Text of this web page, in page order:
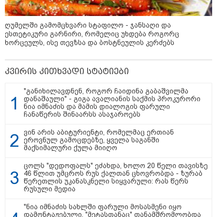
ინტერნეტში ამაღელვებელი
კადრები ვრცელდება - როგორ
გადაარჩინა 56 წლის კაცმა
ბავშვები აბობოქრებულ ზღვაში
დახრჩობას
კატეგორიის ყველა სიახლე
"უნდა დაგვხვრიტოთ? - არა,
თქვენი დახვრეტა რაში გვაწყობს,
უნდა გადაგცვალოთ..."
საქართველო-რუსეთის ომი და
მთავარი შეცდომა, რომელიც
ღუმელში გამომცხვარი სტაფილო - ჯანსაღი და
ესთეტიკური გარნირი, რომელიც უხდება როგორც
ხორცეულს, ისე თევზსა და ბოსტნეულის კერძებს
კვირის კითხვადი სტატიები
"განიხილავდნენ, როგორ ჩაიდინა გაბაშვილმა
დანაშაული" - გიგა ავალიანის საქმის პროკურორი
ნია იმნაძის და მამის დიალოგის ფარული
ჩანაწერის შინაარსს ასაჯაროებს
ვინ არის აბიტურიენტი, რომელმაც ერთიან
ეროვნულ გამოცდებზე, ყველა საგანში
მაქსიმალური ქულა მიიღო
ცოლს "დედოფალს" ეძახდა, ხოლო 20 წელი თავისზე
46 წლით უმცროს რუს ქალთან ცხოვრობდა - ზურაბ
წერეთლის უკანასკნელი სიყვარული: რას წერს
რუსული მედია
"ნია იმნაძის სახლში ფარული მოსასმენი იყო
დამონტაჟებული, "მეტასთანაც" თანამშრომლობდა